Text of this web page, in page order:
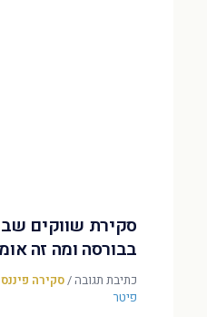
סקירת שווקים
בבורסה ומה זה
כתיבת תגובה/סקירה
פיטר